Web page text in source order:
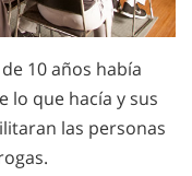
10 años había
lo que hacía y sus
las personas